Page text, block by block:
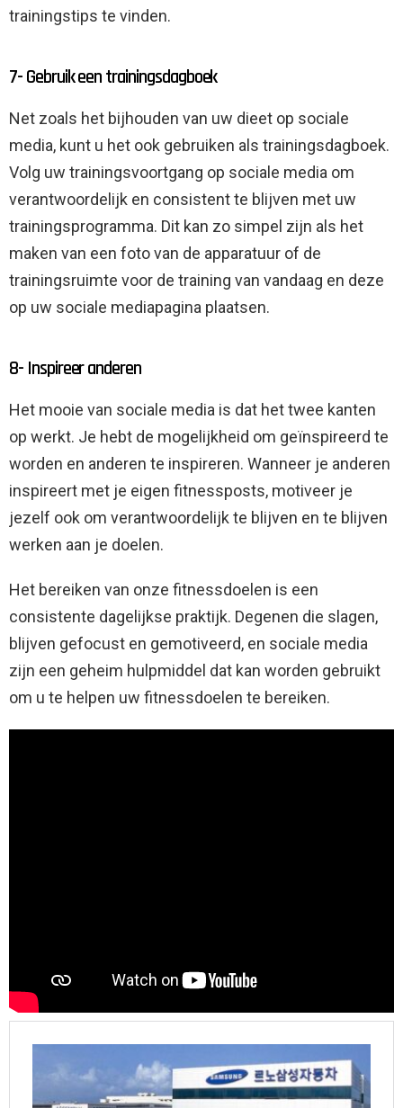
trainingstips te vinden.
7- Gebruik een trainingsdagboek
Net zoals het bijhouden van uw dieet op sociale
media, kunt u het ook gebruiken als trainingsdagboek.
Volg uw trainingsvoortgang op sociale media om
verantwoordelijk en consistent te blijven met uw
trainingsprogramma. Dit kan zo simpel zijn als het
maken van een foto van de apparatuur of de
trainingsruimte voor de training van vandaag en deze
op uw sociale mediapagina plaatsen.
8- Inspireer anderen
Het mooie van sociale media is dat het twee kanten
op werkt. Je hebt de mogelijkheid om geïnspireerd te
worden en anderen te inspireren. Wanneer je anderen
inspireert met je eigen fitnessposts, motiveer je
jezelf ook om verantwoordelijk te blijven en te blijven
werken aan je doelen.
Het bereiken van onze fitnessdoelen is een
consistente dagelijkse praktijk. Degenen die slagen,
blijven gefocust en gemotiveerd, en sociale media
zijn een geheim hulpmiddel dat kan worden gebruikt
om u te helpen uw fitnessdoelen te bereiken.